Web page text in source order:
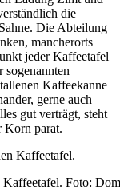
die
Die Abteilung
mancherorts
jeder Kaffeetafel
sogenannten
Kaffeekanne
gerne auch
gut verträgt, steht
Korn parat.
Kaffeetafel. Foto: